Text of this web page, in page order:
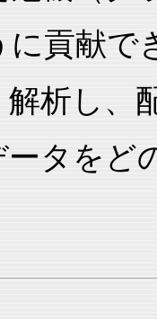
貢献で
析し、
ータをど